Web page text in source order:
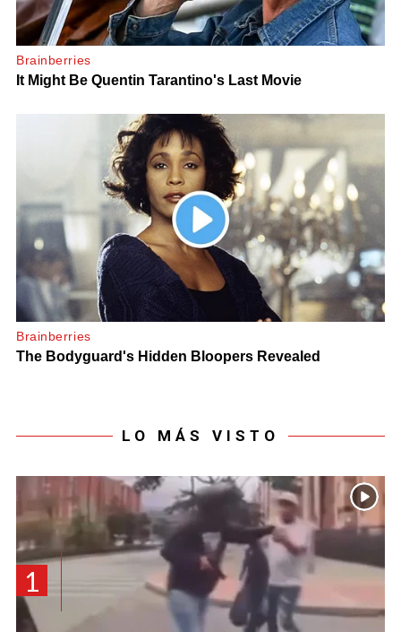
LO MÁS VISTO
1